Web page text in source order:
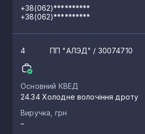
+38(062)**********
+38(062)**********
4 ПП "АЛЭД" / 30074710
Основний КВЕД
24.34 Холодне волочіння дроту
Виручка, грн
–